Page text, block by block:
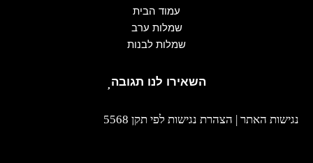
עמוד הבית
שמלות ערב
שמלות לבנות
השאירו לנו תגובה
נגישות האתר | הצהרת נגישות לפי תקן 5568